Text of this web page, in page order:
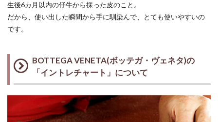
生後6カ月以内の仔牛から採った皮のこと。
だから、使い出した瞬間から手に馴染んで、とても使いやすいの
です。
BOTTEGA VENETA(ボッテガ・ヴェネタ)の
「イントレチャート」について